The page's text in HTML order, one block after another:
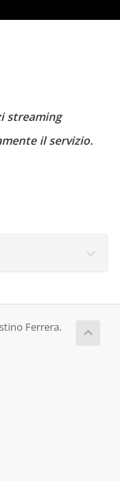
streaming
il servizio.
Ferrera.